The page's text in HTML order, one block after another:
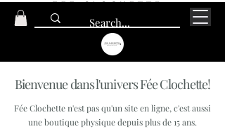
Bienvenue dans l'univers Fée Clochette!
Fée Clochette n'est pas qu'un site en ligne, c'est aussi
une boutique physique depuis plus de 15 ans.